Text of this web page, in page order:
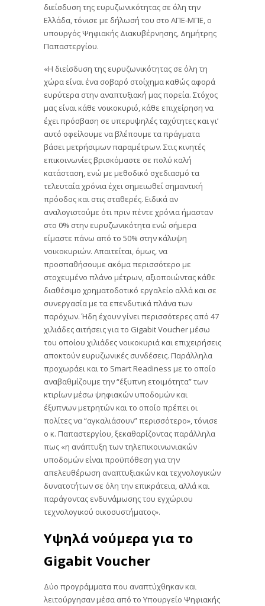
διείσδυση της ευρυζωνικότητας σε όλη την
Ελλάδα, τόνισε με δήλωσή του στο ΑΠΕ-ΜΠΕ, ο
υπουργός Ψηφιακής Διακυβέρνησης, Δημήτρης
Παπαστεργίου.
«Η διείσδυση της ευρυζωνικότητας σε όλη τη
χώρα είναι ένα σοβαρό στοίχημα καθώς αφορά
ευρύτερα στην αναπτυξιακή μας πορεία. Στόχος
μας είναι κάθε νοικοκυριό, κάθε επιχείρηση να
έχει πρόσβαση σε υπερυψηλές ταχύτητες και γι’
αυτό οφείλουμε να βλέπουμε τα πράγματα
βάσει μετρήσιμων παραμέτρων. Στις κινητές
επικοινωνίες βρισκόμαστε σε πολύ καλή
κατάσταση, ενώ με μεθοδικό σχεδιασμό τα
τελευταία χρόνια έχει σημειωθεί σημαντική
πρόοδος και στις σταθερές. Ειδικά αν
αναλογιστούμε ότι πριν πέντε χρόνια ήμασταν
στο 0% στην ευρυζωνικότητα ενώ σήμερα
είμαστε πάνω από το 50% στην κάλυψη
νοικοκυριών. Απαιτείται, όμως, να
προσπαθήσουμε ακόμα περισσότερο με
στοχευμένο πλάνο μέτρων, αξιοποιώντας κάθε
διαθέσιμο χρηματοδοτικό εργαλείο αλλά και σε
συνεργασία με τα επενδυτικά πλάνα των
παρόχων. Ήδη έχουν γίνει περισσότερες από 47
χιλιάδες αιτήσεις για το Gigabit Voucher μέσω
του οποίου χιλιάδες νοικοκυριά και επιχειρήσεις
αποκτούν ευρυζωνικές συνδέσεις. Παράλληλα
προχωράει και το Smart Readiness με το οποίο
αναβαθμίζουμε την “έξυπνη ετοιμότητα” των
κτιρίων μέσω ψηφιακών υποδομών και
έξυπνων μετρητών και το οποίο πρέπει οι
πολίτες να “αγκαλιάσουν” περισσότερο», τόνισε
ο κ. Παπαστεργίου, ξεκαθαρίζοντας παράλληλα
πως «η ανάπτυξη των τηλεπικοινωνιακών
υποδομών είναι προϋπόθεση για την
απελευθέρωση αναπτυξιακών και τεχνολογικών
δυνατοτήτων σε όλη την επικράτεια, αλλά και
παράγοντας ενδυνάμωσης του εγχώριου
τεχνολογικού οικοσυστήματος».
Υψηλά νούμερα για το
Gigabit Voucher
Δύο προγράμματα που αναπτύχθηκαν και
λειτούργησαν μέσα από το Υπουργείο Ψηφιακής